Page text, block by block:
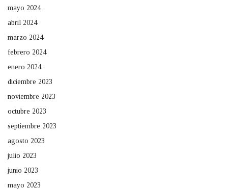
mayo 2024
abril 2024
marzo 2024
febrero 2024
enero 2024
diciembre 2023
noviembre 2023
octubre 2023
septiembre 2023
agosto 2023
julio 2023
junio 2023
mayo 2023